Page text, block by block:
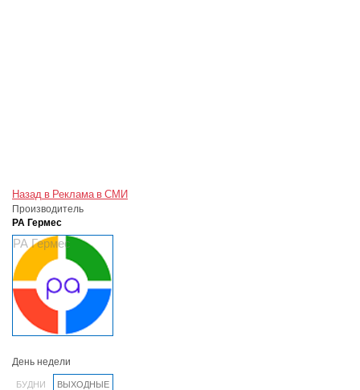
Назад в Реклама в СМИ
Производитель
РА Гермес
РА Гермес
День недели
БУДНИ ВЫХОДНЫЕ